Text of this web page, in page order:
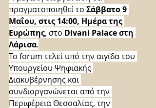
πραγματοποιηθεί το Σάββατο 9
Μαΐου, στις 14:00, Ημέρα της
Ευρώπης, στο Divani Palace στη
Λάρισα.
Το forum τελεί υπό την αιγίδα του
Υπουργείου Ψηφιακής
Διακυβέρνησης και
συνδιοργανώνεται από την
Περιφέρεια Θεσσαλίας, την